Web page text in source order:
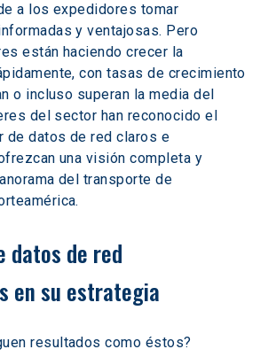
a los expedidores tomar
y ventajosas. Pero
están haciendo crecer la
con tasas de crecimiento
o incluso superan la media del
del sector han reconocido el
de datos de red claros e
una visión completa y
del transporte de
datos de red
en su estrategia
resultados como éstos?